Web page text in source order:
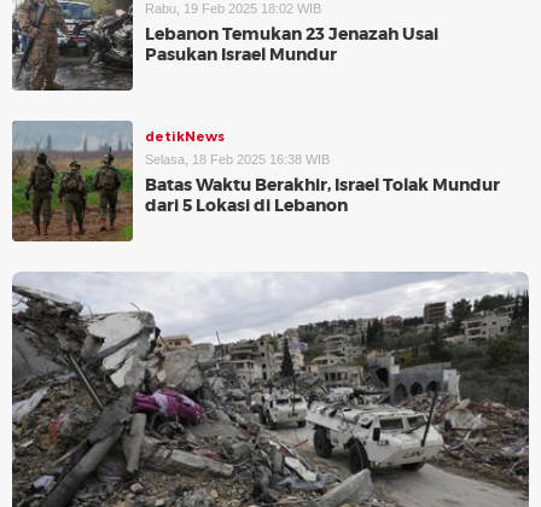
Rabu, 19 Feb 2025 18:02 WIB
Lebanon Temukan 23 Jenazah Usai
Pasukan Israel Mundur
detikNews
Selasa, 18 Feb 2025 16:38 WIB
Batas Waktu Berakhir, Israel Tolak Mundur
dari 5 Lokasi di Lebanon